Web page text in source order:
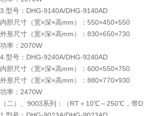
3.型号：DHG-9140A/DHG-9140AD
内胆尺寸（宽×深×高mm）：550×450×550
外形尺寸（宽×深×高mm）：830×650×730
功率：2070W
4.型号：DHG-9240A/DHG-9240AD
内胆尺寸（宽×深×高mm）：600×550×750
外形尺寸（宽×深×高mm）：880×770×930
功率：2470W
（二）、9003系列：（RT＋10℃～250℃，带